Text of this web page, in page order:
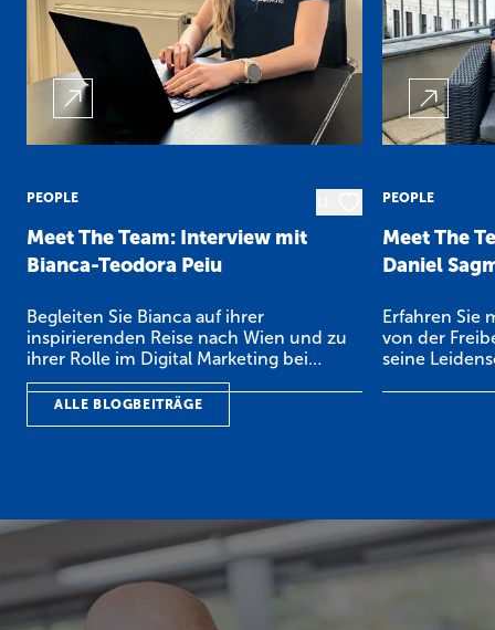
PEOPLE
Meet The Team: Interview mit
Bianca-Teodora Peiu
Begleiten Sie Bianca auf ihrer
inspirierenden Reise nach Wien und zu
ihrer Rolle im Digital Marketing bei
craftworks.
PEOPLE
Meet The
Daniel
Erfahren Sie
von der
seine
ALLE BLOGBEITRÄGE